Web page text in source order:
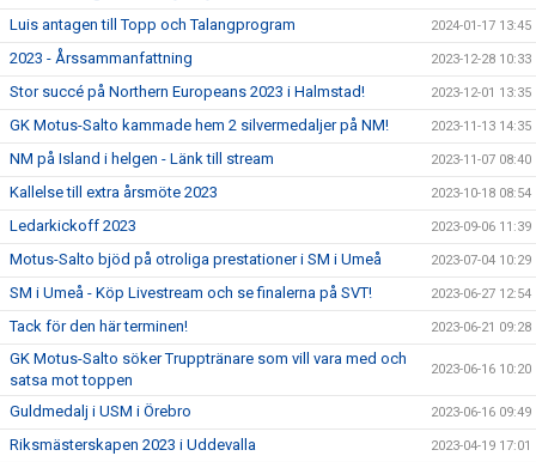
Luis antagen till Topp och Talangprogram 2024-01-17 13:45
2023 - Årssammanfattning 2023-12-28 10:33
Stor succé på Northern Europeans 2023 i Halmstad! 2023-12-01 13:35
GK Motus-Salto kammade hem 2 silvermedaljer på NM! 2023-11-13 14:35
NM på Island i helgen - Länk till stream 2023-11-07 08:40
Kallelse till extra årsmöte 2023 2023-10-18 08:54
Ledarkickoff 2023 2023-09-06 11:39
Motus-Salto bjöd på otroliga prestationer i SM i Umeå 2023-07-04 10:29
SM i Umeå - Köp Livestream och se finalerna på SVT! 2023-06-27 12:54
Tack för den här terminen! 2023-06-21 09:28
GK Motus-Salto söker Trupptränare som vill vara med och
satsa mot toppen
2023-06-16 10:20
Guldmedalj i USM i Örebro 2023-06-16 09:49
Riksmästerskapen 2023 i Uddevalla 2023-04-19 17:01